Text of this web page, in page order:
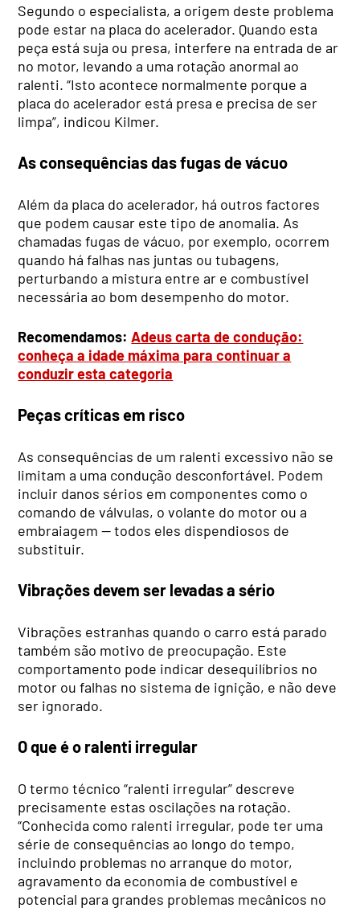
Segundo o especialista, a origem deste problema
pode estar na placa do acelerador. Quando esta
peça está suja ou presa, interfere na entrada de ar
no motor, levando a uma rotação anormal ao
ralenti. “Isto acontece normalmente porque a
placa do acelerador está presa e precisa de ser
limpa”, indicou Kilmer.
As consequências das fugas de vácuo
Além da placa do acelerador, há outros factores
que podem causar este tipo de anomalia. As
chamadas fugas de vácuo, por exemplo, ocorrem
quando há falhas nas juntas ou tubagens,
perturbando a mistura entre ar e combustível
necessária ao bom desempenho do motor.
Recomendamos:Adeus carta de condução:
conheça a idade máxima para continuar a
conduzir esta categoria
Peças críticas em risco
As consequências de um ralenti excessivo não se
limitam a uma condução desconfortável. Podem
incluir danos sérios em componentes como o
comando de válvulas, o volante do motor ou a
embraiagem — todos eles dispendiosos de
substituir.
Vibrações devem ser levadas a sério
Vibrações estranhas quando o carro está parado
também são motivo de preocupação. Este
comportamento pode indicar desequilíbrios no
motor ou falhas no sistema de ignição, e não deve
ser ignorado.
O que é o ralenti irregular
O termo técnico “ralenti irregular” descreve
precisamente estas oscilações na rotação.
“Conhecida como ralenti irregular, pode ter uma
série de consequências ao longo do tempo,
incluindo problemas no arranque do motor,
agravamento da economia de combustível e
potencial para grandes problemas mecânicos no